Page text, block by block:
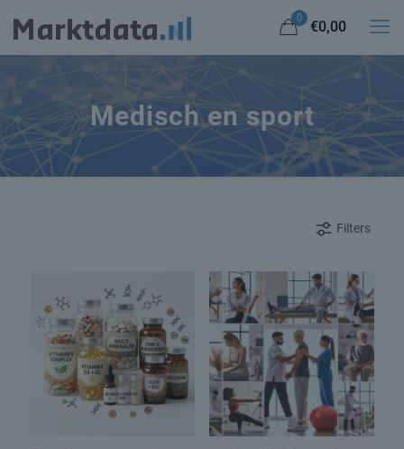
0
€0,00
Medisch en sport
Filters